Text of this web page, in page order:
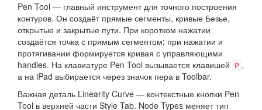
Pen Tool — главный инструмент для точного построения
контуров. Он создаёт прямые сегменты, кривые Безье,
открытые и закрытые пути. При коротком нажатии
создаётся точка с прямым сегментом; при нажатии и
протягивании формируется кривая с управляющими
handles. На клавиатуре Pen Tool вызывается клавишей
P ,
а на iPad выбирается через значок пера в Toolbar.
Важная деталь Linearity Curve — контекстные кнопки Pen
Tool в верхней части Style Tab. Node Types меняет тип